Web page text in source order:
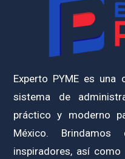
Experto PYME es una
sistema de
práctico y moderno
México.
inspiradores, así